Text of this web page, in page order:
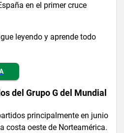
en el primer cruce
leyendo y aprende todo
del Grupo G del Mundial
principalmente en junio
costa oeste de Norteamérica.